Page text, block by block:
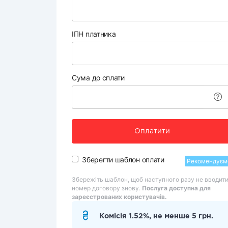
ІПН платника
Сума до сплати
Оплатити
Зберегти шаблон оплати
Збережіть шаблон, щоб наступного разу не вводити
номер договору знову. Послуга доступна для
зареєстрованих користувачів.
Комісія 1.52%, не менше 5 грн.